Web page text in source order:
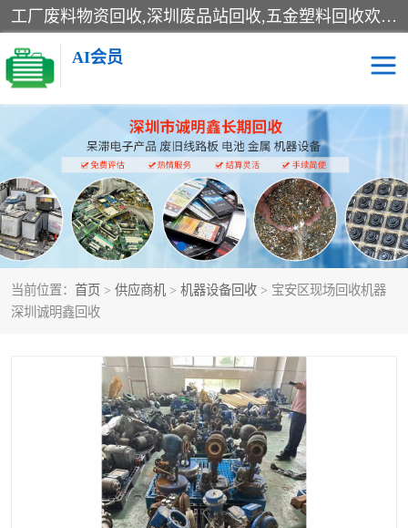
工厂废料物资回收,深圳废品站回收,五金塑料回收欢迎有金属、塑料、电子、电线、废旧设备、废铜、锡渣、线路板、镀银废料、废IC、电子零件、电子脚，等其他废旧物资的单位及个人联系洽谈。对提供息者我们可以提供优厚的业务提成（佣金）。
AI会员
当前位置： 首页 > 供应商机 > 机器设备回收 > 宝安区现场回收机器
深圳诚明鑫回收
线路板回收 电子回收
电子产品回收 电池回收
金属回收 机器设备回收